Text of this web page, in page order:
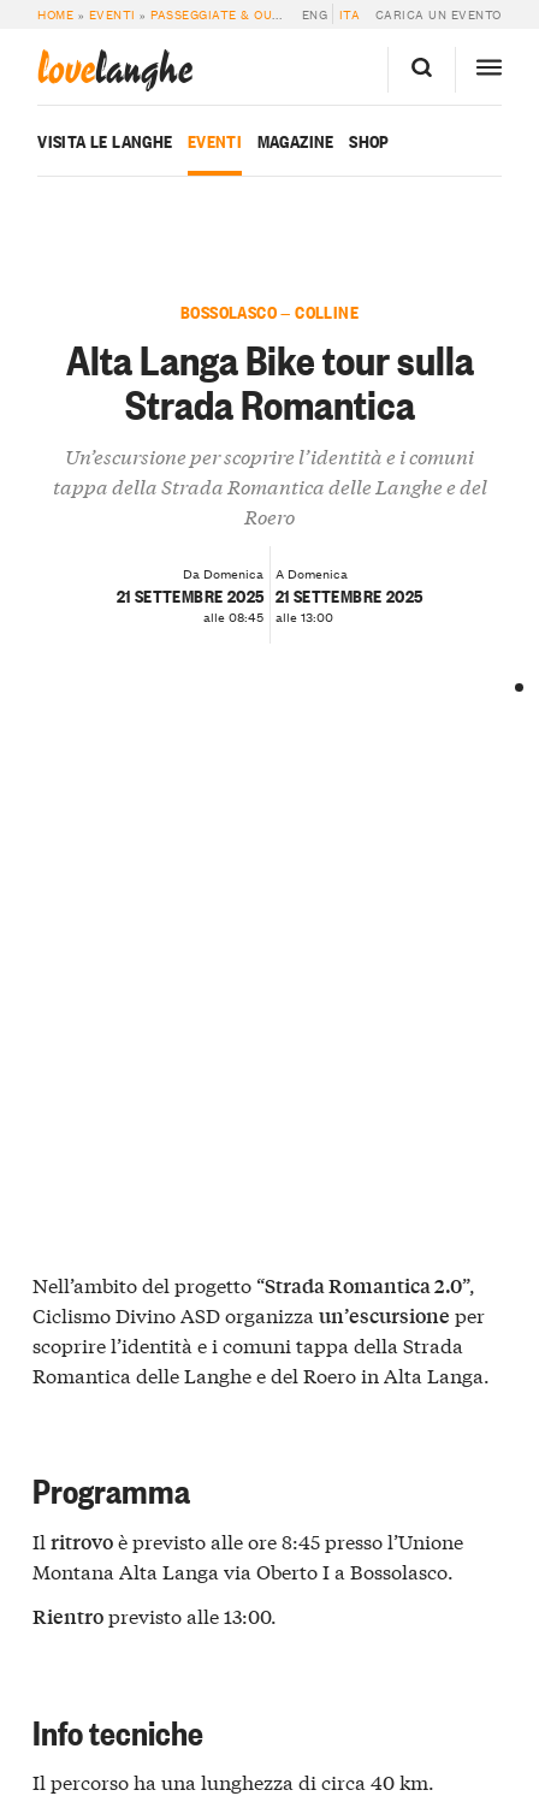
HOME » EVENTI »PASSEGGIATE & OUTDOOR » ALTA LANGA BIKE TOUR
ENG ITA CARICA UN EVENTO
lovelanghe
VISITA LE LANGHE EVENTI MAGAZINE SHOP
BOSSOLASCO — COLLINE
Alta Langa Bike tour sulla
Strada Romantica
Un’escursione per scoprire l’identità e i comuni
tappa della Strada Romantica delle Langhe e del
Roero
Da Domenica
21 SETTEMBRE 2025
alle 08:45
A Domenica
21 SETTEMBRE 2025
alle 13:00
Nell’ambito del progetto “Strada Romantica 2.0”,
Ciclismo Divino ASD organizza un’escursione per
scoprire l’identità e i comuni tappa della Strada
Romantica delle Langhe e del Roero in Alta Langa.
Programma
Il ritrovoè previsto alle ore 8:45 presso l’Unione
Montana Alta Langa via Oberto I a Bossolasco.
Rientroprevisto alle 13:00.
Info tecniche
Il percorso ha una lunghezza di circa 40 km.